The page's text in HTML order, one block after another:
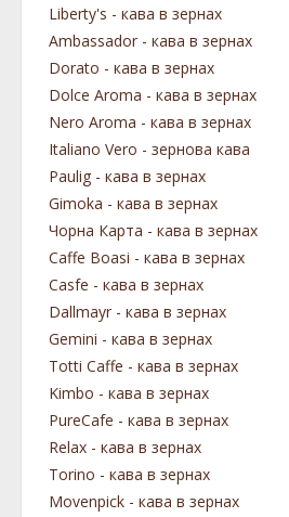
Liberty's - кава в зернах
Ambassador - кава в зернах
Dorato - кава в зернах
Dolce Aroma - кава в зернах
Nero Aroma - кава в зернах
Italiano Vero - зернова кава
Paulig - кава в зернах
Gimoka - кава в зернах
Чорна Карта - кава в зернах
Caffe Boasi - кава в зернах
Casfe - кава в зернах
Dallmayr - кава в зернах
Gemini - кава в зернах
Totti Caffe - кава в зернах
Kimbo - кава в зернах
PureCafe - кава в зернах
Relax - кава в зернах
Torino - кава в зернах
Movenpick - кава в зернах